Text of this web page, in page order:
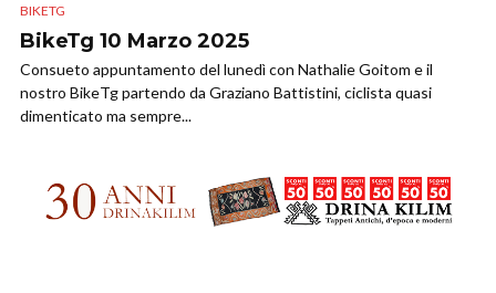
BIKETG
BikeTg 10 Marzo 2025
Consueto appuntamento del lunedì con Nathalie Goitom e il
nostro BikeTg partendo da Graziano Battistini, ciclista quasi
dimenticato ma sempre...